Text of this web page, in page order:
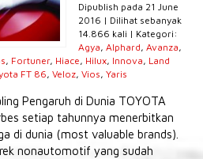
Dipublish pada 21 June
2016 | Dilihat sebanyak
14.866 kali | Kategori:
Agya, Alphard, Avanza,
, Fortuner, Hiace, Hilux, Innova, Land
FT 86, Veloz, Vios, Yaris
Pengaruh di Dunia TOYOTA
setiap tahunnya menerbitkan
di dunia (most valuable brands).
nonautomotif yang sudah